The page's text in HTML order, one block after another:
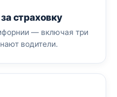
страховку
— включая три
водители.